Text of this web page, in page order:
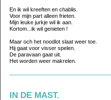
En ik wil kreeften en chablis.
Voor mijn part alleen frieten.
Mijn leuke jurkje wil ik aan.
Kortom...ik wil genieten !
Maar och het noodlot slaat weer toe.
Hij gaat voor visser spelen.
De paravaan gaat uit.
Het worden weer makrelen.
IN DE MAST.